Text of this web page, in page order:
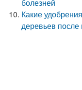
болезней
Какие
деревьев после